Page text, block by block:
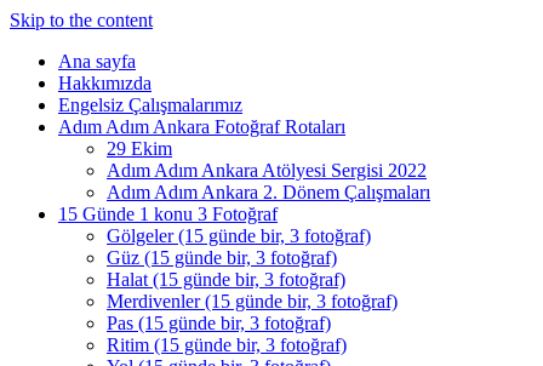
Skip to the content
Ana sayfa
Hakkımızda
Engelsiz Çalışmalarımız
Adım Adım Ankara Fotoğraf Rotaları
29 Ekim
Adım Adım Ankara Atölyesi Sergisi 2022
Adım Adım Ankara 2. Dönem Çalışmaları
15 Günde 1 konu 3 Fotoğraf
Gölgeler (15 günde bir, 3 fotoğraf)
Güz (15 günde bir, 3 fotoğraf)
Halat (15 günde bir, 3 fotoğraf)
Merdivenler (15 günde bir, 3 fotoğraf)
Pas (15 günde bir, 3 fotoğraf)
Ritim (15 günde bir, 3 fotoğraf)